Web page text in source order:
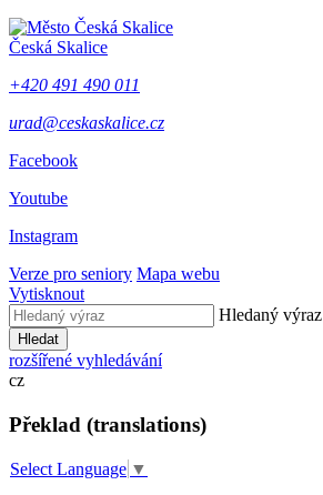
Česká Skalice
+420 491 490 011
urad@ceskaskalice.cz
Facebook
Youtube
Instagram
Verze pro seniory Mapa webu
Vytisknout
Hledaný výraz
Hledat
rozšířené vyhledávání
cz
Překlad (translations)
Select Language ▼